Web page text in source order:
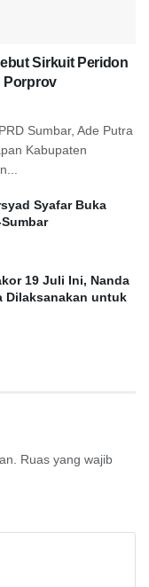
Sirkuit Peridon
Porprov
Sumbar, Ade Putra
Kabupaten
Syafar Buka
19 Juli Ini, Nanda
Dilaksanakan untuk
Ruas yang wajib